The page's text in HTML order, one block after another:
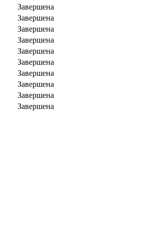
Завершена
Завершена
Завершена
Завершена
Завершена
Завершена
Завершена
Завершена
Завершена
Завершена